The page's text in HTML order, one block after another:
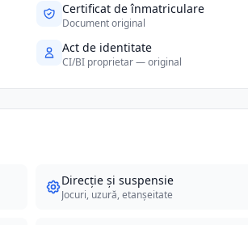
Certificat de înmatriculare
Document original
Act de identitate
CI/BI proprietar — original
Direcție și suspensie
Jocuri, uzură, etanșeitate